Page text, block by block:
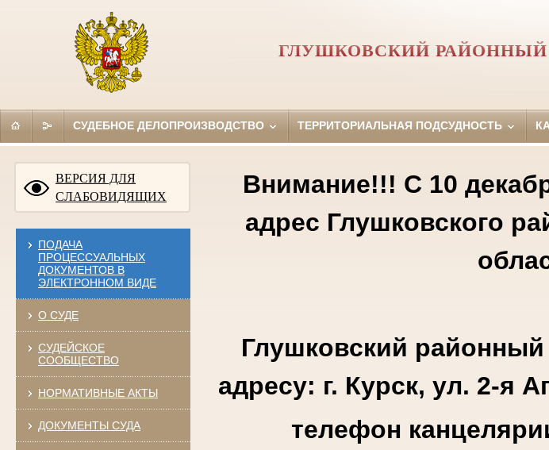
ГЛУШКОВСКИЙ РАЙОННЫЙ
СУДЕБНОЕ ДЕЛОПРОИЗВОДСТВО ТЕРРИТОРИАЛЬНАЯ ПОДСУДНОСТЬ
ВЕРСИЯ ДЛЯ
СЛАБОВИДЯЩИХ
ПОДАЧА
ПРОЦЕССУАЛЬНЫХ
ДОКУМЕНТОВ В
ЭЛЕКТРОННОМ ВИДЕ
О СУДЕ
СУДЕЙСКОЕ
СООБЩЕСТВО
НОРМАТИВНЫЕ АКТЫ
ДОКУМЕНТЫ СУДА
Внимание!!! С 10
адрес Глушковского
Глушковский районный
адресу: г. Курск, ул. 2-я
телефон